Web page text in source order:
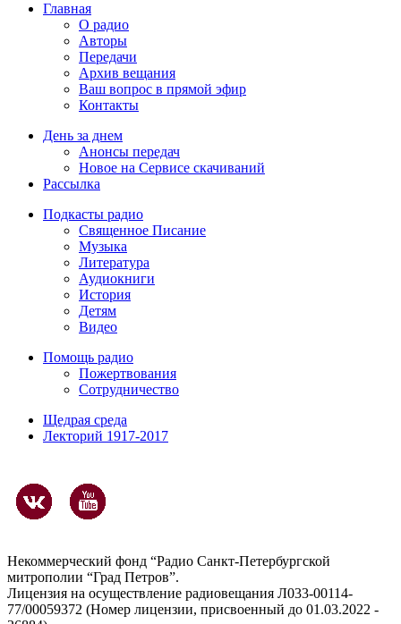
Главная
О радио
Авторы
Передачи
Архив вещания
Ваш вопрос в прямой эфир
Контакты
День за днем
Анонсы передач
Новое на Сервисе скачиваний
Рассылка
Подкасты радио
Священное Писание
Музыка
Литература
Аудиокниги
История
Детям
Видео
Помощь радио
Пожертвования
Сотрудничество
Щедрая среда
Лекторий 1917-2017
Некоммерческий фонд “Радио Санкт-Петербургской
митрополии “Град Петров”.
Лицензия на осуществление радиовещания Л033-00114-
77/00059372 (Номер лицензии, присвоенный до 01.03.2022 -